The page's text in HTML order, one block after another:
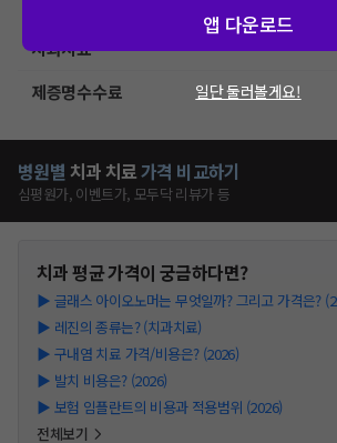
치과치료
제증명수수료
병원별 치과 치료가격 비교하기
심평원가, 이벤트가, 모두닥 리뷰가 등
치과평균 가격이 궁금하다면?
▶ 글래스 아이오노머는 무엇일까? 그리고 가격은?
▶ 레진의 종류는? (치과치료)
▶ 구내염 치료 가격/비용은? (2026)
▶ 발치 비용은? (2026)
▶ 보험 임플란트의 비용과 적용범위 (2026)
전체보기
앱 다운로드
일단 둘러볼게요!